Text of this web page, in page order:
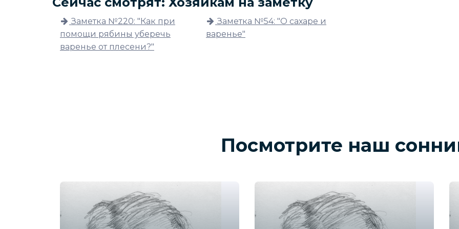
Заметка №220: "Как при
помощи рябины уберечь
варенье от плесени?"
Заметка №54: "О сахаре и
варенье"
Посмотрите наш